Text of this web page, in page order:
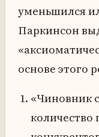
уменьшился
Паркинсон
основе этого
«Чиновник
количество